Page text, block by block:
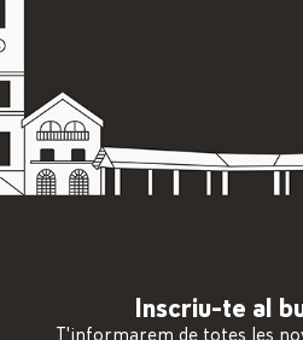
Inscriu-te al
T'informarem de totes les